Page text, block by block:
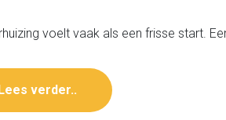
voelt vaak als een frisse start.
verder..